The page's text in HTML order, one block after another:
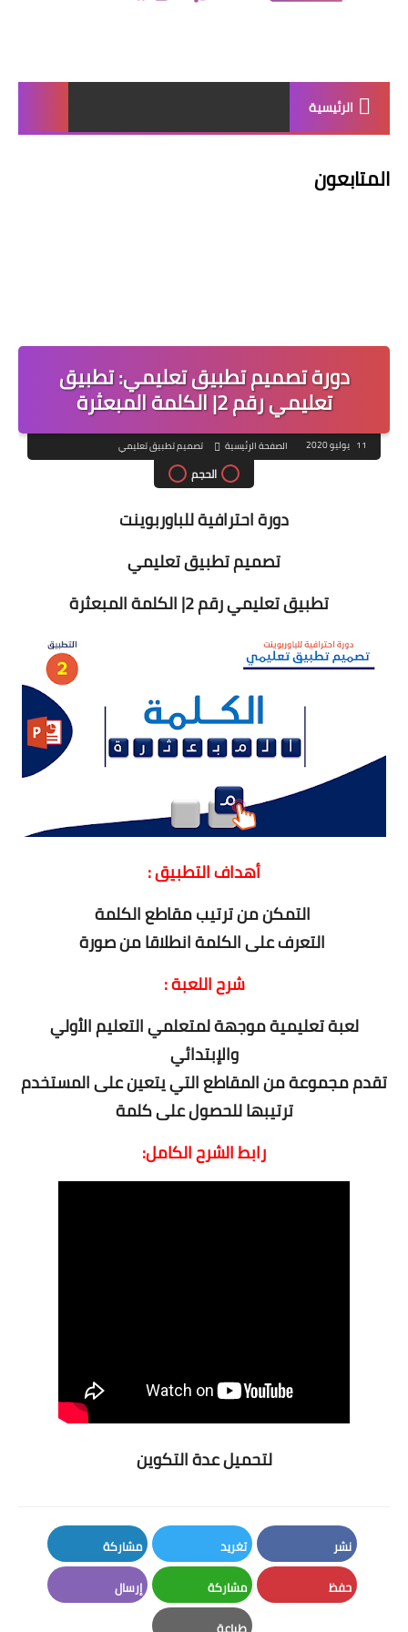
الرئيسية
المتابعون
دورة تصميم تطبيق تعليمي: تطبيق
تعليمي رقم 2| الكلمة المبعثرة
11 يوليو 2020 الصفحة الرئيسية تصميم تطبيق تعليمي
الحجم
دورة احترافية للباوربوينت
تصميم تطبيق تعليمي
تطبيق تعليمي رقم 2| الكلمة المبعثرة
أهداف التطبيق :
التمكن من ترتيب مقاطع الكلمة
التعرف على الكلمة انطلاقا من صورة
شرح اللعبة :
لعبة تعليمية موجهة لمتعلمي التعليم الأولي
والإبتدائي
تقدم مجموعة من المقاطع التي يتعين على المستخدم
ترتيبها للحصول على كلمة
رابط الشرح الكامل:
لتحميل عدة التكوين
نشر
Facebook
تغريد
Twitter
مشاركة
LinkedIn
حفظ مشاركة
Whatsapp
إرسال